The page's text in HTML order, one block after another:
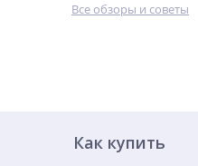
Все обзоры и советы
Как купить